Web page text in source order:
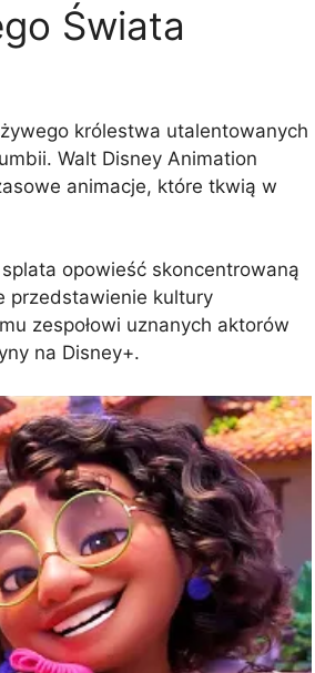
Świata
królestwa utalentowanych
Walt Disney Animation
animacje, które tkwią w
opowieść skoncentrowaną
przedstawienie kultury
zespołowi uznanych aktorów
na Disney+.